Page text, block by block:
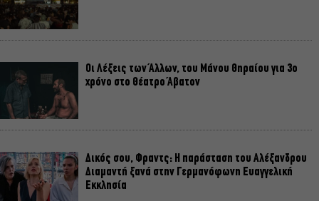
Οι Λέξεις των Άλλων, του Μάνου Θηραίου για 3ο
χρόνο στο Θέατρο Άβατον
Δικός σου, Φραντς: Η παράσταση του Αλέξανδρου
Διαμαντή ξανά στην Γερμανόφωνη Ευαγγελική
Εκκλησία